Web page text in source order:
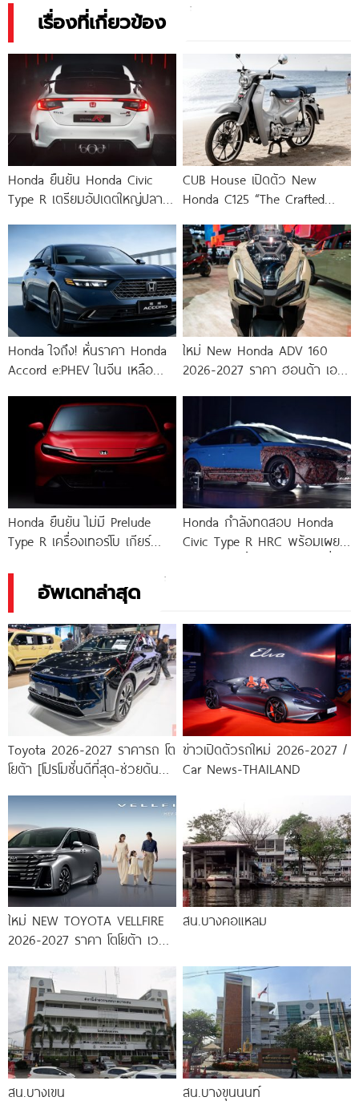
เรื่องที่เกี่ยวข้อง
Honda ยืนยัน Honda Civic
Type R เตรียมอัปเดตใหญ่ปลาย
เครื่องยนต์ล้วน เกียร์ธรรมดา
CUB House เปิดตัว New
Honda C125 “The Crafted
Honda ใจถึง! หั่นราคา Honda
Accord e:PHEV ในจีน เหลือ
ใหม่ New Honda ADV 160
2026-2027 ราคา ฮอนด้า เอดี
Honda ยืนยัน ไม่มี Prelude
Type R เครื่องเทอร์โบ เกียร์
เกินไป
Honda กำลังทดสอบ Honda
Civic Type R HRC พร้อมเผย
อัพเดทล่าสุด
Toyota 2026-2027 ราคารถ โต
โยต้า [โปรโมชั่นดีที่สุด-ช่วยดันทุก
ข่าวเปิดตัวรถใหม่ 2026-2027 /
Car News-THAILAND
ใหม่ NEW TOYOTA VELLFIRE
2026-2027 ราคา โตโยต้า เวล
สน.บางคอแหลม
สน.บางเขน สน.บางขุนนนท์